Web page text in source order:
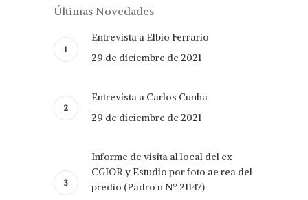
Últimas Novedades
Entrevista a Elbio Ferrario
29 de diciembre de 2021
Entrevista a Carlos Cunha
29 de diciembre de 2021
Informe de visita al local del ex
CGIOR y Estudio por foto ae rea del
predio (Padro n Nº 21147)